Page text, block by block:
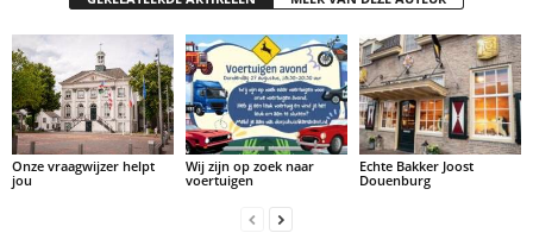
Onze vraagwijzer helpt
jou
Wij zijn op zoek naar
voertuigen
Echte Bakker Joost
Douenburg